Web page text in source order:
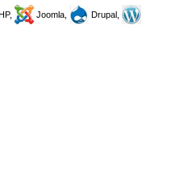
Joomla,
Drupal,